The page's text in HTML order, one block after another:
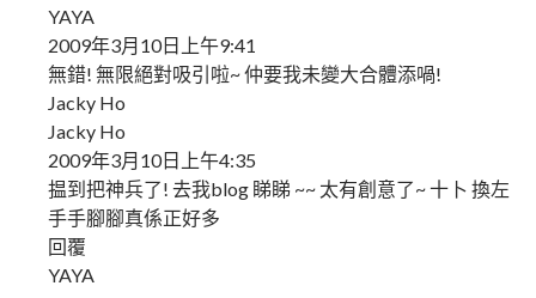
YAYA
2009年3月10日上午9:41
無錯! 無限絕對吸引啦~ 仲要我未變大合體添喎!
Jacky Ho
Jacky Ho
2009年3月10日上午4:35
揾到把神兵了! 去我blog 睇睇 ~~ 太有創意了~ 十卜 換左
手手腳腳真係正好多
回覆
YAYA